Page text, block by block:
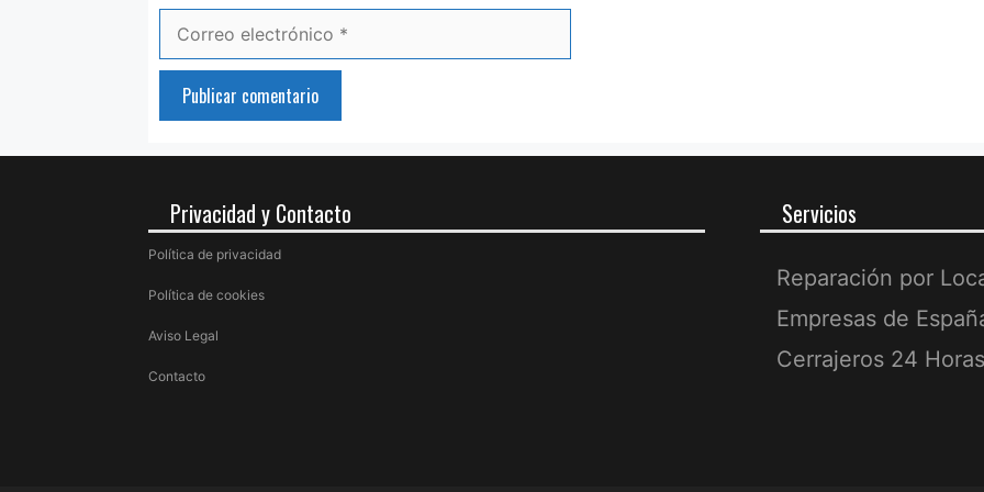
electrónico
Privacidad y Contacto
Política de privacidad
Política de cookies
Aviso Legal
Contacto
Servicios
Reparación por
Empresas de
Cerrajeros 24 Horas